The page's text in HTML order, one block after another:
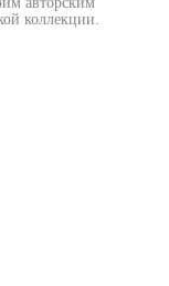
коллекции.